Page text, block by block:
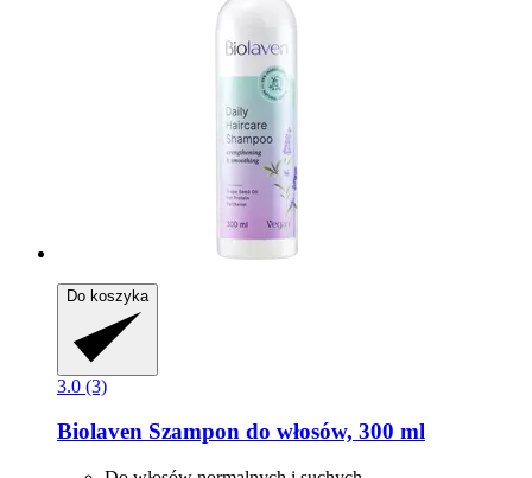
Do koszyka
3.0 (3)
Biolaven Szampon do włosów, 300 ml